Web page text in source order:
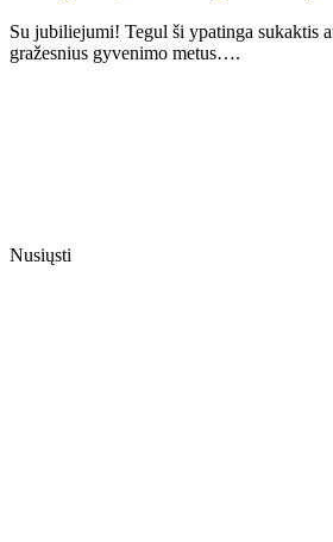
Su jubiliejumi! Tegul ši ypatinga sukaktis
gražesnius gyvenimo metus….
Nusiųsti